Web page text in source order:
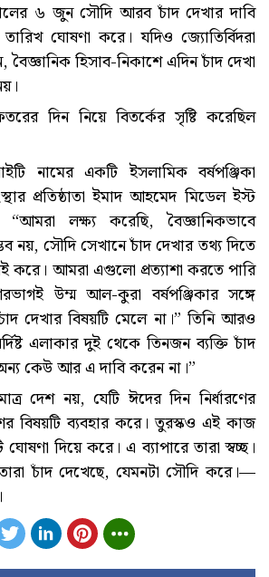
৬ জুন সৌদি আরব চাঁদ দেখার দাবি
ঘোষণা করে। যদিও জ্যোতির্বিদরা
বৈজ্ঞানিক হিসাব-নিকাশে এদিন চাঁদ দেখা
দিন নিয়ে বিতর্কের সৃষ্টি করেছিল
নামের একটি ইসলামিক বর্ষপঞ্জিকা
প্রতিষ্ঠাতা ইমাদ আহমেদ মিডেল ইস্ট
লক্ষ্য করেছি, বৈজ্ঞানিকভাবে
নয়, সৌদি সেখানে চাঁদ দেখার তথ্য দিতে
করে। আমরা এগুলো প্রত্যাশা করতে পারি
উম্ম আল-কুরা বর্ষপঞ্জিকার সঙ্গে
দেখার বিষয়টি মেলে না।” তিনি আরও
এলাকার দুই থেকে তিনজন ব্যক্তি চাঁদ
কেউ আর এ দাবি করেন না।”
দেশ নয়, যেটি ঈদের দিন নির্ধারণের
বিষয়টি ব্যবহার করে। তুরস্কও এই কাজ
দিয়ে করে। এ ব্যাপারে তারা স্বচ্ছ।
চাঁদ দেখেছে, যেমনটা সৌদি করে।—